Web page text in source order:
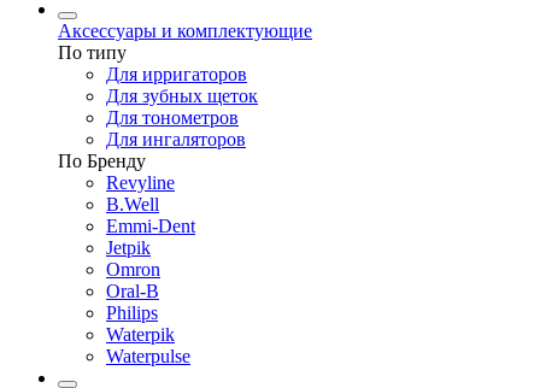
Аксессуары и комплектующие
По типу
Для ирригаторов
Для зубных щеток
Для тонометров
Для ингаляторов
По Бренду
Revyline
B.Well
Emmi-Dent
Jetpik
Omron
Oral-B
Philips
Waterpik
Waterpulse